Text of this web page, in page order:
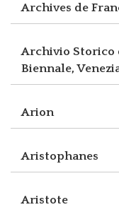
Archives de
Archivio Storico
Biennale,
Arion
Aristophanes
Aristote